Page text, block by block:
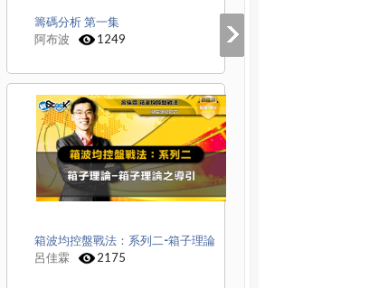
籌碼分析 第一集
阿布波
1249
箱波均控盤戰法：系列二-箱子理論
呂佳霖
2175